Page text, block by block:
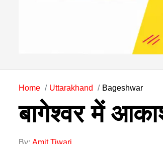
Home Uttarakhand Bageshwar
बागेश्वर में
By: Amit Tiwari